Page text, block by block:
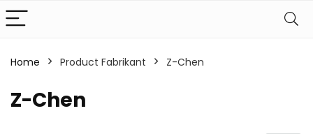
Home Product Fabrikant Z-Chen
Z-Chen